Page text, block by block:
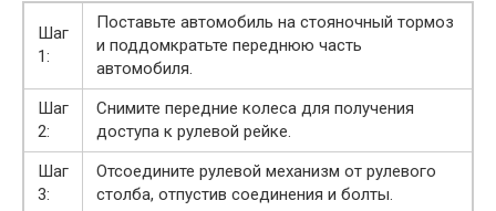
Шаг
1:
Поставьте автомобиль на стояночный тормоз
и поддомкратьте переднюю часть
автомобиля.
Шаг
2:
Снимите передние колеса для получения
доступа к рулевой рейке.
Шаг
3:
Отсоедините рулевой механизм от рулевого
столба, отпустив соединения и болты.